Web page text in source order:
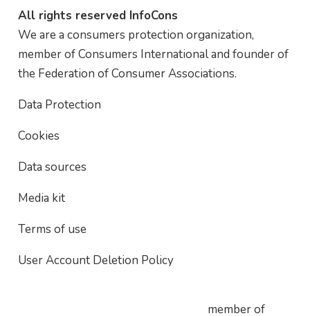
All rights reserved InfoCons
We are a consumers protection organization,
member of Consumers International and founder of
the Federation of Consumer Associations.
Data Protection
Cookies
Data sources
Media kit
Terms of use
User Account Deletion Policy
member of